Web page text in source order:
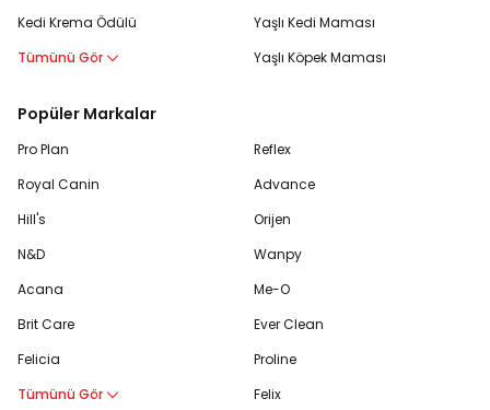
Kedi Krema Ödülü
Tümünü Gör
Yaşlı Kedi Maması
Yaşlı Köpek Maması
Popüler Markalar
Pro Plan
Royal Canin
Hill's
N&D
Acana
Brit Care
Felicia
Tümünü Gör
Reflex
Advance
Orijen
Wanpy
Me-O
Ever Clean
Proline
Felix